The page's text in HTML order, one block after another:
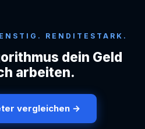
RENDITESTARK.
dein Geld
arbeiten.
vergleichen →